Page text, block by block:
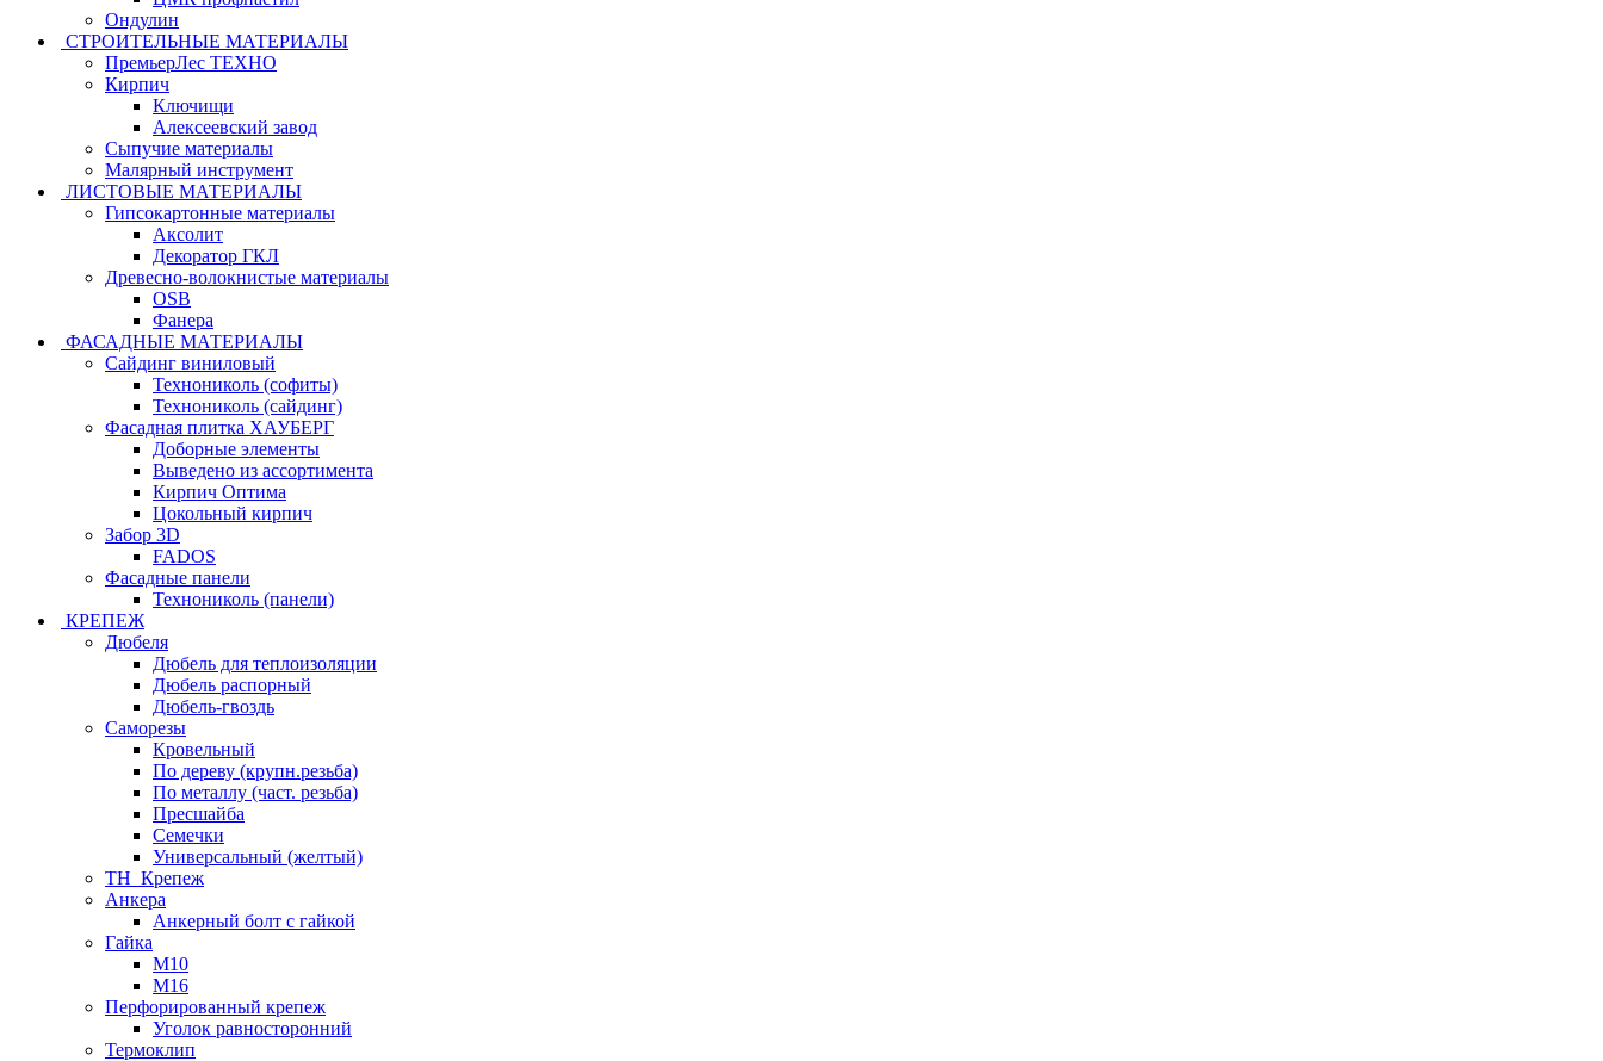
Ондулин
СТРОИТЕЛЬНЫЕ МАТЕРИАЛЫ
ПремьерЛес ТЕХНО
Кирпич
Ключищи
Алексеевский завод
Сыпучие материалы
Малярный инструмент
ЛИСТОВЫЕ МАТЕРИАЛЫ
Гипсокартонные материалы
Аксолит
Декоратор ГКЛ
Древесно-волокнистые материалы
OSB
Фанера
ФАСАДНЫЕ МАТЕРИАЛЫ
Сайдинг виниловый
Технониколь (софиты)
Технониколь (сайдинг)
Фасадная плитка ХАУБЕРГ
Доборные элементы
Выведено из ассортимента
Кирпич Оптима
Цокольный кирпич
Забор 3D
FADOS
Фасадные панели
Технониколь (панели)
КРЕПЕЖ
Дюбеля
Дюбель для теплоизоляции
Дюбель распорный
Дюбель-гвоздь
Саморезы
Кровельный
По дереву (крупн.резьба)
По металлу (част. резьба)
Пресшайба
Семечки
Универсальный (желтый)
ТН_Крепеж
Анкера
Анкерный болт с гайкой
Гайка
М10
М16
Перфорированный крепеж
Уголок равносторонний
Термоклип